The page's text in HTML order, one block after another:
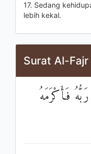
17. Sedang
lebih kekal.
Surat Al-
رَبُّهُ فَأَكْرَمَهُ